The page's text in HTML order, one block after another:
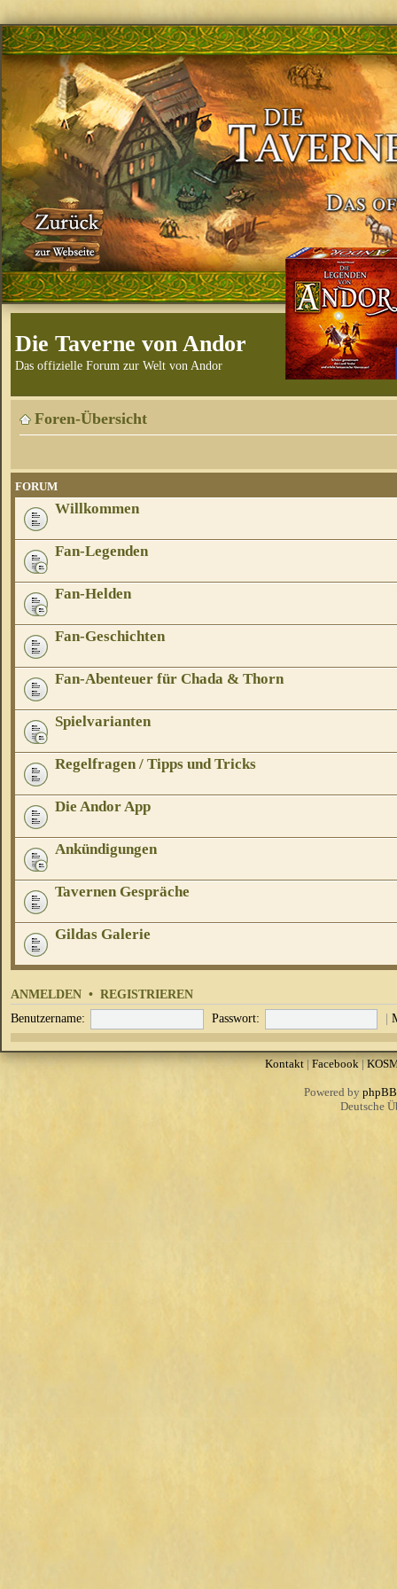
Die Taverne von Andor
Das offizielle Forum zur Welt von Andor
Foren-Übersicht
FORUM
Willkommen
Fan-Legenden
Fan-Helden
Fan-Geschichten
Fan-Abenteuer für Chada & Thorn
Spielvarianten
Regelfragen / Tipps und Tricks
Die Andor App
Ankündigungen
Tavernen Gespräche
Gildas Galerie
ANMELDEN • REGISTRIEREN
Benutzername: Passwort: |
Kontakt| Facebook|
Powered by phpBB
Deutsche